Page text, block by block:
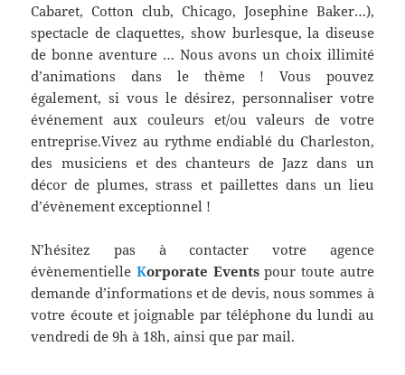
Cabaret, Cotton club, Chicago, Josephine Baker…),
spectacle de claquettes, show burlesque, la diseuse
de bonne aventure … Nous avons un choix illimité
d’animations dans le thème ! Vous pouvez
également, si vous le désirez, personnaliser votre
événement aux couleurs et/ou valeurs de votre
entreprise.Vivez au rythme endiablé du Charleston,
des musiciens et des chanteurs de Jazz dans un
décor de plumes, strass et paillettes dans un lieu
d’évènement exceptionnel !
N’hésitez pas à contacter votre agence
évènementielleKorporate Eventspour toute autre
demande d’informations et de devis, nous sommes à
votre écoute et joignable par téléphone du lundi au
vendredi de 9h à 18h, ainsi que par mail.